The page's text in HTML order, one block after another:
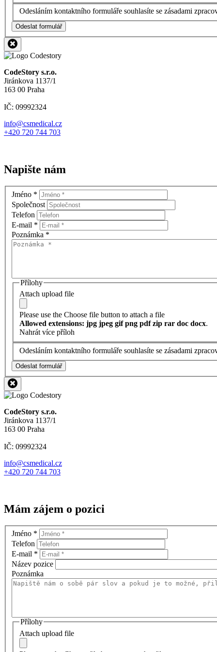
Odesláním kontaktního formuláře souhlasíte se zásadami
Odeslat formulář
CodeStory s.r.o.
Jiránkova 1137/1
163 00 Praha
IČ: 09992324
info@csmedical.cz
+420 720 744 703
Napište nám
Jméno *
Společnost
Telefon
E-mail *
Poznámka *
Přílohy
Attach upload file
Please use the Choose file button to attach a file
Allowed extensions: jpg jpeg gif png pdf zip rar doc docx.
Nahrát více příloh
Odesláním kontaktního formuláře souhlasíte se zásadami
Odeslat formulář
CodeStory s.r.o.
Jiránkova 1137/1
163 00 Praha
IČ: 09992324
info@csmedical.cz
+420 720 744 703
Mám zájem o pozici
Jméno *
Telefon
E-mail *
Název pozice
Poznámka
Přílohy
Attach upload file